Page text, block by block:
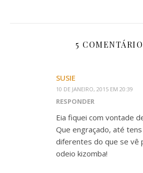
5
SUSIE
10 DE JANEIRO, 2015 EM 20:39
RESPONDER
Eia fiquei com vontade
Que engraçado, até
diferentes do que se vê
odeio kizomba!